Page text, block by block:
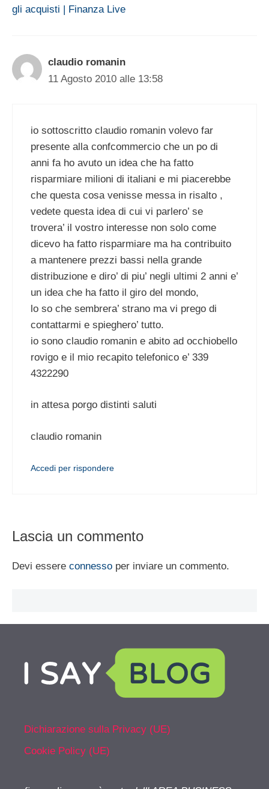
gli acquisti | Finanza Live
claudio romanin
11 Agosto 2010 alle 13:58
io sottoscritto claudio romanin volevo far
presente alla confcommercio che un po di
anni fa ho avuto un idea che ha fatto
risparmiare milioni di italiani e mi piacerebbe
che questa cosa venisse messa in risalto ,
vedete questa idea di cui vi parlero’ se
trovera’ il vostro interesse non solo come
dicevo ha fatto risparmiare ma ha contribuito
a mantenere prezzi bassi nella grande
distribuzione e diro’ di piu’ negli ultimi 2 anni e’
un idea che ha fatto il giro del mondo,
lo so che sembrera’ strano ma vi prego di
contattarmi e spieghero’ tutto.
io sono claudio romanin e abito ad occhiobello
rovigo e il mio recapito telefonico e’ 339
4322290
in attesa porgo distinti saluti
claudio romanin
Accedi per rispondere
Lascia un commento
Devi essere connesso per inviare un commento.
Dichiarazione sulla Privacy (UE)
Cookie Policy (UE)